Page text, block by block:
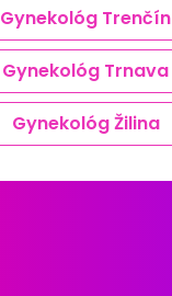
Gynekológ Trenčín
Gynekológ Trnava
Gynekológ Žilina